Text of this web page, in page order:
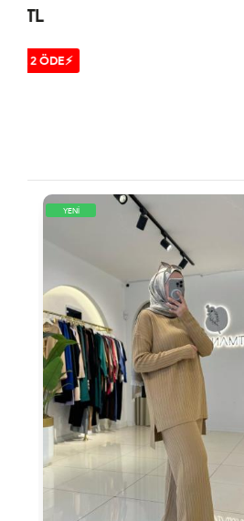
999 TL
3 AL 2 ÖDE⚡
YENİ